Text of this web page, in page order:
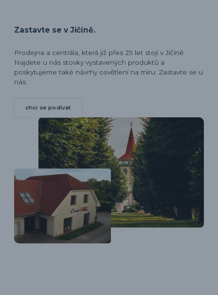
Zastavte se v Jičíně.
Prodejna a centrála, která již přes 25 let stojí v Jičíně.
Najdete u nás stovky vystavených produktů a
poskytujeme také návrhy osvětlení na míru. Zastavte se u
nás.
chci se podívat